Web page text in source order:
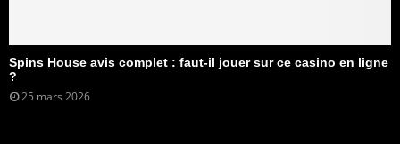
Spins House avis complet : faut-il jouer sur ce casino en ligne
?
25 mars 2026